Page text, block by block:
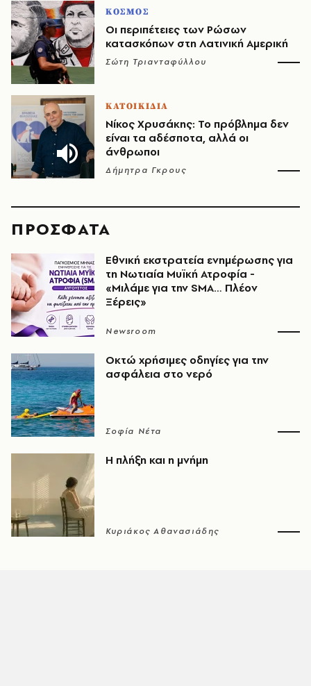
ΚΟΣΜΟΣ
Οι περιπέτειες των Ρώσων
κατασκόπων στη Λατινική Αμερική
Σώτη Τριανταφύλλου
ΚΑΤΟΙΚΙΔΙΑ
Νίκος Χρυσάκης: Το πρόβλημα δεν
είναι τα αδέσποτα, αλλά οι
άνθρωποι
Δήμητρα Γκρους
ΠΡΟΣΦΑΤΑ
Εθνική εκστρατεία ενημέρωσης για
τη Νωτιαία Μυϊκή Ατροφία -
«Μιλάμε για την SMA… Πλέον
Ξέρεις»
Newsroom
Οκτώ χρήσιμες οδηγίες για την
ασφάλεια στο νερό
Σοφία Νέτα
Η πλήξη και η μνήμη
Κυριάκος Αθανασιάδης